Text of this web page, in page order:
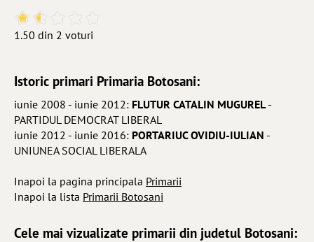
1.50 din 2 voturi
Istoric primari Primaria Botosani:
iunie 2008 - iunie 2012: FLUTUR CATALIN MUGUREL -
PARTIDUL DEMOCRAT LIBERAL
iunie 2012 - iunie 2016: PORTARIUC OVIDIU-IULIAN -
UNIUNEA SOCIAL LIBERALA
Inapoi la pagina principala Primarii
Inapoi la lista Primarii Botosani
Cele mai vizualizate primarii din judetul Botosani: